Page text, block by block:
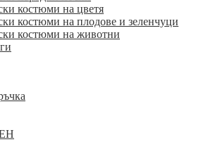
костюми на цветя
костюми на плодове и зеленчуци
костюми на животни